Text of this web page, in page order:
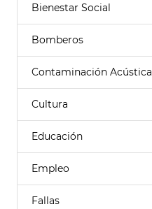
Bienestar Social
Bomberos
Contaminación Acústica
Cultura
Educación
Empleo
Fallas